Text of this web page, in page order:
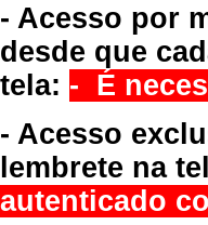
- Acesso por
desde que
tela: - É
- Acesso
lembrete na
autenticado